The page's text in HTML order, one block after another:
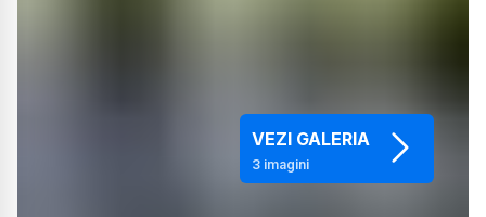
VEZI GALERIA
3imagini